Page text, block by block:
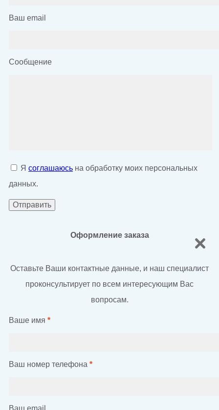
Ваш email
Сообщение
Я соглашаюсь на обработку моих персональных
данных.
Оформление заказа
Оставьте Ваши контактные данные, и наш специалист
проконсультирует по всем интересующим Вас
вопросам.
Ваше имя *
Ваш номер телефона *
Ваш email